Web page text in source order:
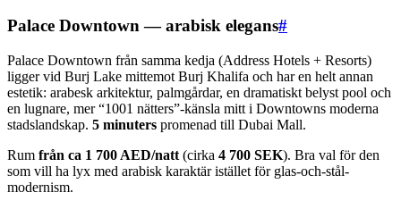
Palace Downtown — arabisk elegans#
Palace Downtown från samma kedja (Address Hotels + Resorts)
ligger vid Burj Lake mittemot Burj Khalifa och har en helt annan
estetik: arabesk arkitektur, palmgårdar, en dramatiskt belyst pool och
en lugnare, mer “1001 nätters”-känsla mitt i Downtowns moderna
stadslandskap. 5 minuters promenad till Dubai Mall.
Rum från ca 1 700 AED/natt (cirka 4 700 SEK). Bra val för den
som vill ha lyx med arabisk karaktär istället för glas-och-stål-
modernism.